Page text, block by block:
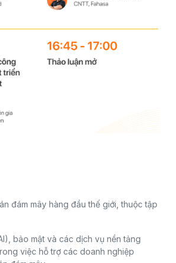
đám mây hàng đầu thế giới, thuộc tập
bảo mật và các dịch vụ nền tảng
việc hỗ trợ các doanh nghiệp